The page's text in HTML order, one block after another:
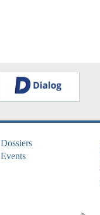
Dossiers
Events